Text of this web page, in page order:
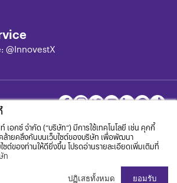
@InnovestX
งมือ ข้อมูล เพื่อคว้าทุกโอกาสการลงทุนทั่ว
อกซ์ จำกัด (“บริษัท”) มีการใช้เทคโนโลยี เช่น คุกกี้
ล้ายคลึงกันบนเว็บไซต์ของบริษัท เพื่อพัฒนา
ซต์ของท่านให้ดียิ่งขึ้น โปรดอ่านรายละเอียดเพิ่มเติมที่
ท
ปฏิเสธทั้งหมด ยอมรับ